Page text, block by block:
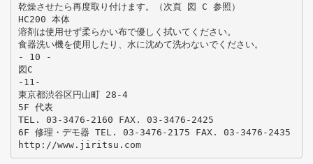
乾燥させたら再度取り付けます。（次頁 図 C 参照）
HC200 本体
溶剤は使用せず柔らかい布で優しく拭いてください。
食器洗い機を使用したり、水に沈めて洗わないでください。
- 10 -
図C
-11-
東京都渋谷区円山町 28-4
5F 代表
TEL. 03-3476-2160 FAX. 03-3476-2425
6F 修理・デモ器 TEL. 03-3476-2175 FAX. 03-3476-2435
http://www.jiritsu.com